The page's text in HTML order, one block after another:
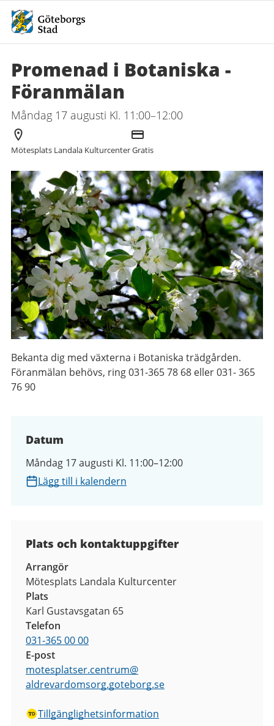
Promenad i Botaniska -
Föranmälan
Måndag 17 augusti Kl. 11:00–12:00
Arrangör
Mötesplats Landala Kulturcenter
Kostnad
Gratis
Bekanta dig med växterna i Botaniska trädgården.
Föranmälan behövs, ring 031-365 78 68 eller 031- 365
76 90
Datum
Måndag 17 augusti Kl. 11:00–12:00
Lägg till i kalendern
Plats och kontaktuppgifter
Arrangör
Mötesplats Landala Kulturcenter
Plats
Karl Gustavsgatan 65
Telefon
031-365 00 00
E-post
motesplatser.centrum@
aldrevardomsorg.goteborg.se
Tillgänglighetsinformation